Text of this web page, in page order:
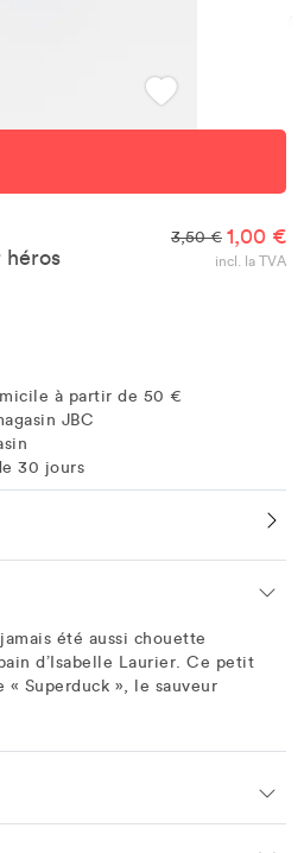
héros
3,50 € 1,00 €
incl. la TVA
à partir de 50 €
JBC
30 jours
été aussi chouette
d’Isabelle Laurier. Ce petit
« Superduck », le sauveur